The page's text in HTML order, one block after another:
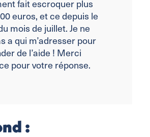
fait escroquer plus
euros, et ce depuis le
mois de juillet. Je ne
a qui m’adresser pour
de l’aide ! Merci
pour votre réponse.
: